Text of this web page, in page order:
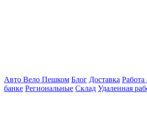
Авто Вело Пешком Блог Доставка Работа
банке Региональные Склад Удаленная